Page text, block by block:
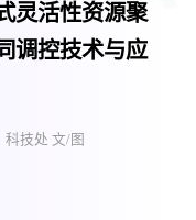
灵活性资源聚
调控技术与应
科技处 文/图